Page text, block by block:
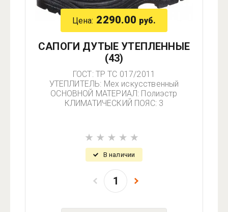
Цена: 2290.00 руб.
САПОГИ ДУТЫЕ УТЕПЛЕННЫЕ
(43)
ГОСТ: ТР ТС 017/2011
УТЕПЛИТЕЛЬ: Мех искусственный
ОСНОВНОЙ МАТЕРИАЛ: Полиэстр
КЛИМАТИЧЕСКИЙ ПОЯС: 3
В наличии